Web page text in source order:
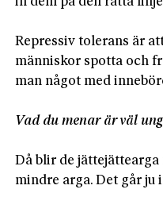
Repressiv tolerans är
människor spotta och
man något med
Vad du menar är väl
Då blir de
mindre arga. Det går ju